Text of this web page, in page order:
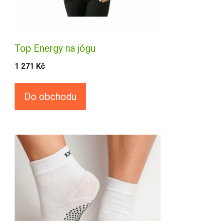
Top Energy na jógu
1 271 Kč
Do obchodu